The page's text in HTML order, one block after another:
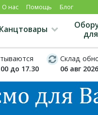
О нас Помощь Блог
Канцтовары
до 17.30
Склад
06 авг